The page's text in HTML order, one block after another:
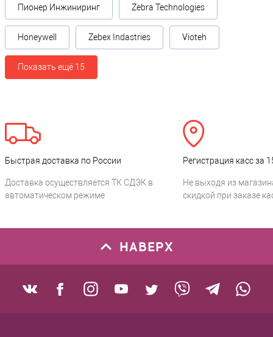
Пионер Инжиниринг Zebra Technologies
Honeywell Zebex Indastries Vioteh
Показать ещё 15
Быстрая доставка по России
Доставка осуществляется ТК СДЭК в
автоматическом режиме
Регистрация касс за
Не выходя из
скидкой при заказе
НАВЕРХ